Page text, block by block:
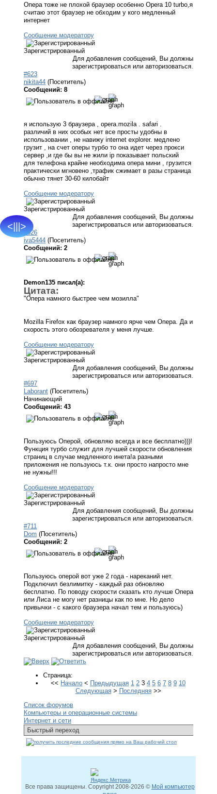
<|||>
Опера тоже не плохой браузер особенно Opera 10 turbo,я
считаю этот браузер не обходим у кого медленный
интернет
Сообщение модератору
Зарегистрированный
Для добавления сообщений, Вы должны
зарегистрироваться или авторизоваться.
#623
nikita44 (Посетитель)
Сообщений: 8
я использую 3 браузера , opera.mozila . safari .
различий в них особых нет все просты удобны в
использовании , не навижу internet explorer. медлено
грузит , на счет оперы турбо то она идет через прокси
сервер ,и где бы вы не жили ip показывает польский
для телефона крайне необходима опера мини , грузится
практически мгновено ,трафик сжимает в разы страница
обычно тянет 30-60 килобайт
Сообщение модератору
Зарегистрированный
Для добавления сообщений, Вы должны
зарегистрироваться или авторизоваться.
#626
iva5444 (Посетитель)
Сообщений: 2
Demon135 писал(а):
Цитата:
"Опера намного быстрее чем мозилла"
Mozilla Firefox как браузер намного ярче чем Опера. Да и
скорость этого обозревателя у меня лучше.
Сообщение модератору
Зарегистрированный
Для добавления сообщений, Вы должны
зарегистрироваться или авторизоваться.
#697
Laborant (Посетитель)
Начинающий
Сообщений: 43
Пользуюсь Оперой, обновляю всегда и все бесплатно)))!
Функция турбо служит для лучшей скорости обновления
страниц в случае медленного инета!а разными
приложения не пользуюсь т.к. они просто напросто мне
не нужны!!!
Сообщение модератору
Зарегистрированный
Для добавления сообщений, Вы должны
зарегистрироваться или авторизоваться.
#711
Dom (Посетитель)
Сообщений: 2
Пользуюсь оперой вот уже 2 года - нареканий нет.
Подключил безлимитку - каждый раз обновляю
бесплатно. По поводу скорости сказать кто лучше Опера
или Лиса не могу нет разницы как по мне. Но дело
привычки - с какого браузера начал тем и пользуюсь)
Сообщение модератору
Зарегистрированный
Для добавления сообщений, Вы должны
зарегистрироваться или авторизоваться.
Страница:
<< Начало < Предыдущая 1 2 3 4 5 6 7 8 9 10
Следующая> Последняя>>
Список форумов
Компьютеры и операционные системы
Интернет и сети
Все права защищены. Copyright2008-2026 © Мой компьютер